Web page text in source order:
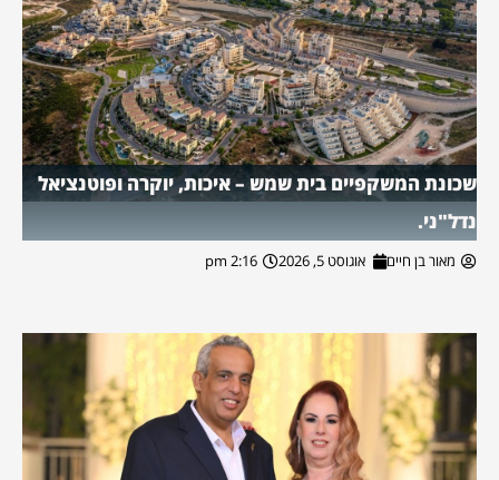
שכונת המשקפיים בית שמש – איכות, יוקרה ופוטנציאל
נדל"ני.
מאור בן חיים אוגוסט 5, 2026 2:16 pm